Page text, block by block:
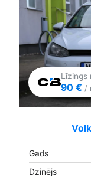
Līzings
90 € /
Gads
Dzinējs